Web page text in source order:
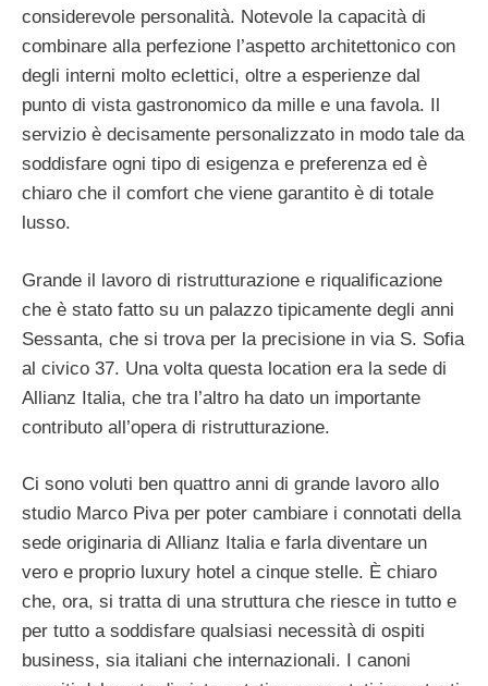
considerevole personalità. Notevole la capacità di
combinare alla perfezione l’aspetto architettonico con
degli interni molto eclettici, oltre a esperienze dal
punto di vista gastronomico da mille e una favola. Il
servizio è decisamente personalizzato in modo tale da
soddisfare ogni tipo di esigenza e preferenza ed è
chiaro che il comfort che viene garantito è di totale
lusso.
Grande il lavoro di ristrutturazione e riqualificazione
che è stato fatto su un palazzo tipicamente degli anni
Sessanta, che si trova per la precisione in via S. Sofia
al civico 37. Una volta questa location era la sede di
Allianz Italia, che tra l’altro ha dato un importante
contributo all’opera di ristrutturazione.
Ci sono voluti ben quattro anni di grande lavoro allo
studio Marco Piva per poter cambiare i connotati della
sede originaria di Allianz Italia e farla diventare un
vero e proprio luxury hotel a cinque stelle. È chiaro
che, ora, si tratta di una struttura che riesce in tutto e
per tutto a soddisfare qualsiasi necessità di ospiti
business, sia italiani che internazionali. I canoni